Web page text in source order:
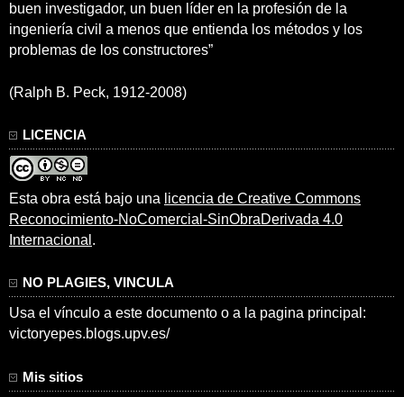
buen investigador, un buen líder en la profesión de la
ingeniería civil a menos que entienda los métodos y los
problemas de los constructores”
(Ralph B. Peck, 1912-2008)
LICENCIA
Esta obra está bajo una licencia de Creative Commons
Reconocimiento-NoComercial-SinObraDerivada 4.0
Internacional .
NO PLAGIES, VINCULA
Usa el vínculo a este documento o a la pagina principal:
victoryepes.blogs.upv.es/
Mis sitios